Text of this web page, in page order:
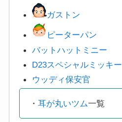
ガストン
ピーターパン
バットハットミニー
D23スペシャルミッキー
ウッディ保安官
・ 耳が丸いツム一覧